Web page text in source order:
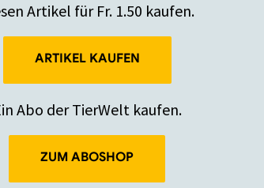
Artikel für Fr. 1.50 kaufen.
ARTIKEL KAUFEN
Abo der TierWelt kaufen.
ZUM ABOSHOP